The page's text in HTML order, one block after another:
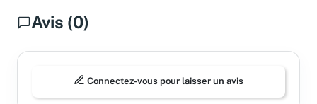
Avis (0)
Connectez-vous pour laisser un avis